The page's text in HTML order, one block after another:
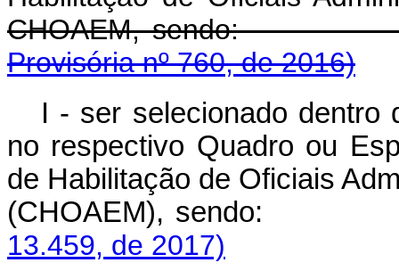
CHOAEM,
Provisória nº 760, de 2016)
I - ser selecionado dentro
no respectivo Quadro ou
de Habilitação de Oficiais
(CHOAEM),
13.459, de 2017)